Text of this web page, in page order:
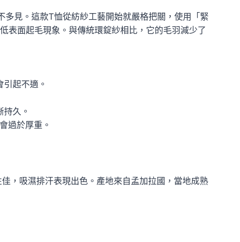
見。這款T恤從紡紗工藝開始就嚴格把關，使用「緊
表面起毛現象。與傳統環錠紗相比，它的毛羽減少了
起不適。
久。
過於厚重。
，吸濕排汗表現出色。產地來自孟加拉國，當地成熟